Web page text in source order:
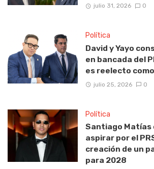
julio 31, 2026 0
Política
David y Yayo
en bancada del
es reelecto
julio 25, 2026 0
Política
Santiago Matías
aspirar por el
creación de un
para 2028